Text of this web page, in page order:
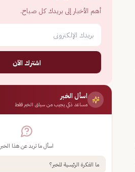
أهم الأخبار إلى بريدك كل صباح.
اشترك الآن
اسأل الخبر
مساعد ذكي يجيب من سياق الخبر فقط
اسأل ما تريد عن هذا الخبر
ما الفكرة الرئيسية للخبر؟